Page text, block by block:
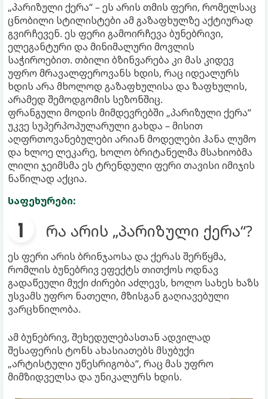
„პარიზული ქერა“ – ეს არის თმის ფერი, რომელსაც
ცნობილი სტილისტები ამ გაზაფხულზე აქტიურად
გვირჩევენ. ეს ფერი გამოირჩევა ბუნებრივი,
ელეგანტური და მინიმალური მოვლის
საჭიროებით. თბილი ბზინვარება კი მას კიდევ
უფრო მრავალფეროვანს ხდის, რაც იდეალურს
ხდის არა მხოლოდ გაზაფხულისა და ზაფხულის,
არამედ შემოდგომის სეზონშიც.
ფრანგული მოდის მიმდევრებში „პარიზული ქერა“
უკვე სუპერპოპულარული გახდა – მისით
აღფრთოვანებულები არიან მოდელები ჰანა ლუმო
და ხლოე ლეკარე, ხოლო ბრიტანელმა მსახიობმა
ლილი ჯეიმსმა ეს ტრენდული ფერი თავისი იმიჯის
ნაწილად აქცია.
საფეხურები:
რა არის „პარიზული ქერა“?
ეს ფერი არის ბრინჯაოსა და ქერას შერწყმა,
რომლის ბუნებრივ ეფექტს თითქოს ოდნავ
გადაწეული მუქი ძირები აძლევს, ხოლო სახეს ხაზს
უსვამს უფრო ნათელი, მზისგან გაღიავებული
ვარცხნილობა.
ამ ბუნებრივ, შეხედულებასთან ადვილად
შესაფერის ტონს ახასიათებს მსუბუქი
„არტისტული უწესრიგობა“, რაც მას უფრო
მიმზიდველსა და უნიკალურს ხდის.